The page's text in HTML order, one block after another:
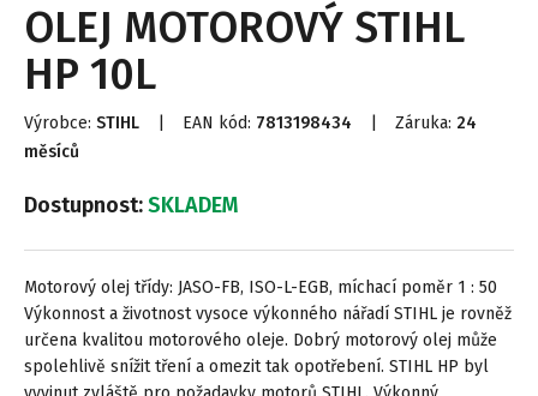
OLEJ MOTOROVÝ STIHL
HP 10L
Výrobce: STIHL EAN kód: 7813198434 Záruka: 24
měsíců
Dostupnost:SKLADEM
Motorový olej třídy: JASO-FB, ISO-L-EGB, míchací poměr 1 : 50
Výkonnost a životnost vysoce výkonného nářadí STIHL je rovněž
určena kvalitou motorového oleje. Dobrý motorový olej může
spolehlivě snížit tření a omezit tak opotřebení. STIHL HP byl